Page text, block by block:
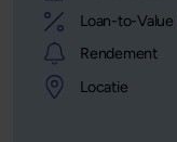
Loan-to-Value
Rendement
Locatie